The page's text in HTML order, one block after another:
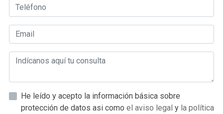
He leído y acepto la información básica sobre
protección de datos asi como el aviso legal y la política